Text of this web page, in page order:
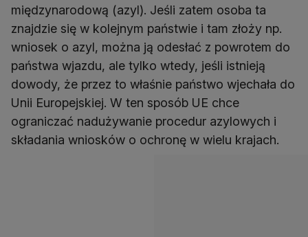
międzynarodową (azyl). Jeśli zatem osoba ta
znajdzie się w kolejnym państwie i tam złoży np.
wniosek o azyl, można ją odesłać z powrotem do
państwa wjazdu, ale tylko wtedy, jeśli istnieją
dowody, że przez to właśnie państwo wjechała do
Unii Europejskiej. W ten sposób UE chce
ograniczać nadużywanie procedur azylowych i
składania wniosków o ochronę w wielu krajach.